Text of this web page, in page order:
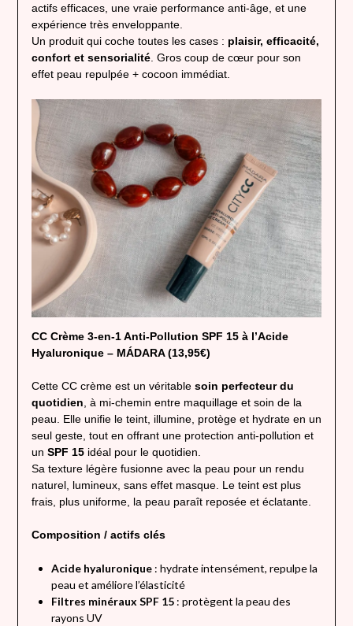
actifs efficaces, une vraie performance anti-âge, et une
expérience très enveloppante.
Un produit qui coche toutes les cases : plaisir, efficacité,
confort et sensorialité. Gros coup de cœur pour son
effet peau repulpée + cocoon immédiat.
CC Crème 3-en-1 Anti-Pollution SPF 15 à l’Acide
Hyaluronique – MÁDARA (13,95€)
Cette CC crème est un véritable soin perfecteur du
quotidien , à mi-chemin entre maquillage et soin de la
peau. Elle unifie le teint, illumine, protège et hydrate en un
seul geste, tout en offrant une protection anti-pollution et
un SPF 15idéal pour le quotidien.
Sa texture légère fusionne avec la peau pour un rendu
naturel, lumineux, sans effet masque. Le teint est plus
frais, plus uniforme, la peau paraît reposée et éclatante.
Composition / actifs clés
Acide hyaluronique: hydrate intensément, repulpe la
peau et améliore l’élasticité
Filtres minéraux SPF 15: protègent la peau des
rayons UV